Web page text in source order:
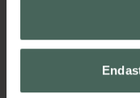
Kontakta oss